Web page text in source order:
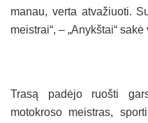
manau, verta atvažiuoti.
meistrai“, – „Anykštai“
Trasą padėjo ruošti
motokroso meistras,